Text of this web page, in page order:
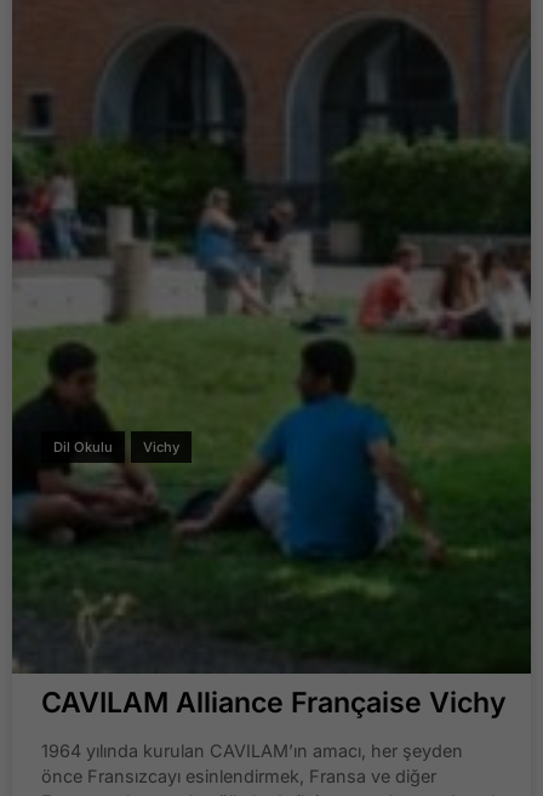
Dil Okulu Vichy
CAVILAM Alliance Française Vichy
1964 yılında kurulan CAVILAM’ın amacı, her şeyden
önce Fransızcayı esinlendirmek, Fransa ve diğer